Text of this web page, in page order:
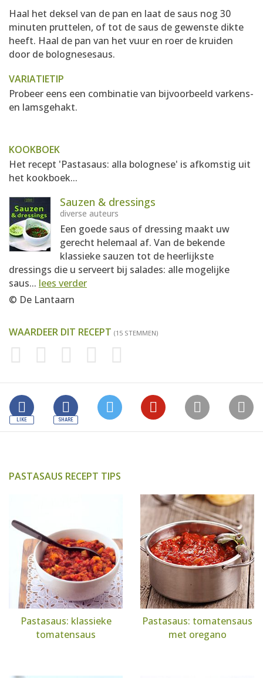
Haal het deksel van de pan en laat de saus nog 30
minuten pruttelen, of tot de saus de gewenste dikte
heeft. Haal de pan van het vuur en roer de kruiden
door de bolognesesaus.
VARIATIETIP
Probeer eens een combinatie van bijvoorbeeld varkens-
en lamsgehakt.
KOOKBOEK
Het recept 'Pastasaus: alla bolognese' is afkomstig uit
het kookboek...
Sauzen & dressings
diverse auteurs
Een goede saus of dressing maakt uw
gerecht helemaal af. Van de bekende
klassieke sauzen tot de heerlijkste
dressings die u serveert bij salades: alle mogelijke
saus... lees verder
© De Lantaarn
WAARDEER DIT RECEPT (15 STEMMEN)
PASTASAUS RECEPT TIPS
Pastasaus: klassieke
tomatensaus
Pastasaus: tomatensaus
met oregano